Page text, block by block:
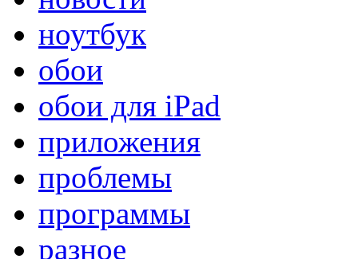
ноутбук
обои
обои для iPad
приложения
проблемы
программы
разное